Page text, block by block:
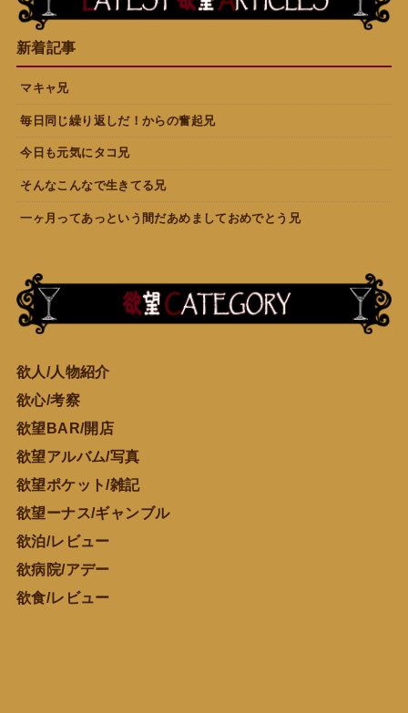
新着記事
マキャ兄
毎日同じ繰り返しだ！からの奮起兄
今日も元気にタコ兄
そんなこんなで生きてる兄
一ヶ月ってあっという間だあめましておめでとう兄
欲人/人物紹介
欲心/考察
欲望BAR/開店
欲望アルバム/写真
欲望ポケット/雑記
欲望ーナス/ギャンブル
欲泊/レビュー
欲病院/アデー
欲食/レビュー